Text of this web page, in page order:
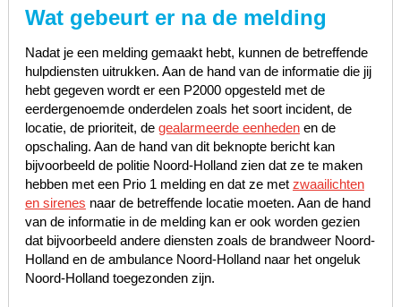
Wat gebeurt er na de melding
Nadat je een melding gemaakt hebt, kunnen de betreffende
hulpdiensten uitrukken. Aan de hand van de informatie die jij
hebt gegeven wordt er een P2000 opgesteld met de
eerdergenoemde onderdelen zoals het soort incident, de
locatie, de prioriteit, de gealarmeerde eenhedenen de
opschaling. Aan de hand van dit beknopte bericht kan
bijvoorbeeld de politie Noord-Holland zien dat ze te maken
hebben met een Prio 1 melding en dat ze met zwaailichten
en sirenes naar de betreffende locatie moeten. Aan de hand
van de informatie in de melding kan er ook worden gezien
dat bijvoorbeeld andere diensten zoals de brandweer Noord-
Holland en de ambulance Noord-Holland naar het ongeluk
Noord-Holland toegezonden zijn.